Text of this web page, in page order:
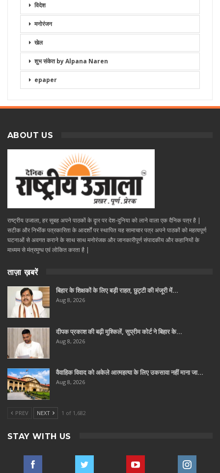
विदेश
मनोरंजन
खेल
शुभ संकेत by Alpana Naren
epaper
ABOUT US
राष्ट्रीय उजाला, हर सुबह अपने पाठकों के दॄार पर देश-दुनिया को लाने वाला एक दैनिक पत्र है |
सटीक और निभींक पत्रकारिता के आदर्शों पर स्थापित यह सामाचार पत्र अपने पाठकों को महत्वपूर्ण
घटनाओं से अवगत कराने के साथ साथ मनोरंजक और जानकारीपूर्ण संपादकीय और कहानियों के
माध्यम से मंत्रमुग्ध एवं लोकित करता है |
ताज़ा ख़बरें
बिहार के शिक्षकों के लिए बड़ी राहत, छुट्टी की मंजूरी में…
Aug 8, 2026
दीपक प्रकाश की बढ़ी मुश्किलें, सुप्रीम कोर्ट ने बिहार के…
Aug 8, 2026
वैवाहिक विवाद को अकेले आत्महत्या के लिए उकसावा नहीं माना जा…
Aug 8, 2026
PREV NEXT 1 of 1,682
STAY WITH US